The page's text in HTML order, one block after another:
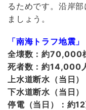
るためです。沿岸
ましょう。
「南海トラフ地震」
全壊数：約70,000
死者数：約14,000
上水道断水（当日
下水道断水（当日
停電（当日）：約